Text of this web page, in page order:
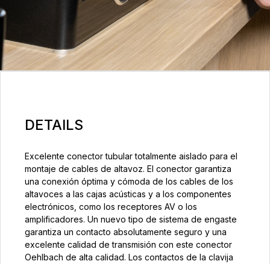
DETAILS
Excelente conector tubular totalmente aislado para el
montaje de cables de altavoz. El conector garantiza
una conexión óptima y cómoda de los cables de los
altavoces a las cajas acústicas y a los componentes
electrónicos, como los receptores AV o los
amplificadores. Un nuevo tipo de sistema de engaste
garantiza un contacto absolutamente seguro y una
excelente calidad de transmisión con este conector
Oehlbach de alta calidad. Los contactos de la clavija